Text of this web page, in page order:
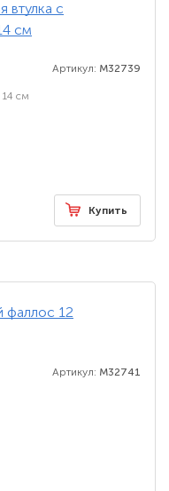
Артикул: M32739
см
Купить
Артикул: M32741